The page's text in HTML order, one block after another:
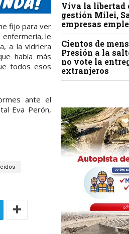
fijo para ver
enfermería, le
a la vidriera
había más
todos esos
ante el
Eva Perón,
Viva la libertad
gestión Milei,
empresas
Cientos de
Presión a la
no vote la
extranjeros